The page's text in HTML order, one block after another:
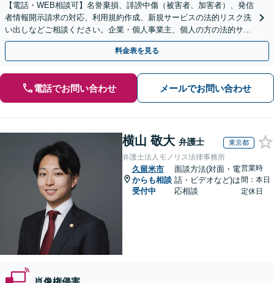
【電話・WEB相談可】名誉棄損、誹謗中傷（被害者、加害者）、発信
者情報開示請求の対応、利用規約作成、新規サービスの法的リスク洗
い出しなどご相談ください。企業・個人事業主、個人の方の法的サポ
ートをいたします【スポット相談可】
料金表を見る
電話でお問い合わせ メールでお問い合わせ
横山 敬大 弁護士 東京都
弁護士法人モノリス法律事務所
久留米市
からも相談
受付中
面談方法(対面・電
話・ビデオなど)は
応相談
営業時
間：本日
定休日